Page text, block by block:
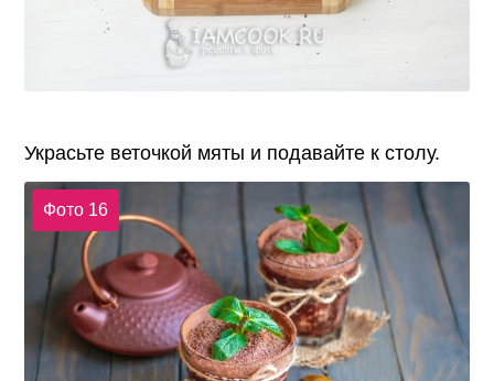
Украсьте веточкой мяты и подавайте к столу.
Фото 16